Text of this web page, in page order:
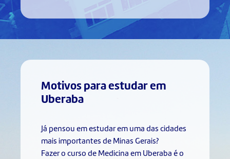
Motivos para estudar em
Uberaba
Já pensou em estudar em uma das cidades
mais importantes de Minas Gerais?
Fazer o curso de Medicina em Uberaba é o